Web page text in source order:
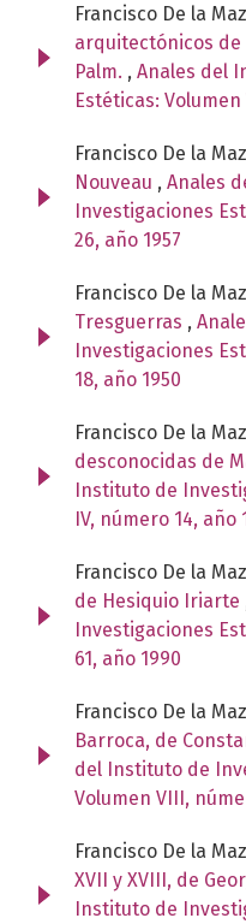
Francisco De la
arquitectónicos de
Palm. , Anales del
Estéticas:
Francisco De la
Nouveau , Anales
Investigaciones
26, año 1957
Francisco De la
Tresguerras ,
Investigaciones
18, año 1950
Francisco De la
desconocidas de
Instituto de
IV, número 14, año
Francisco De la
de Hesiquio Iriarte
Investigaciones
61, año 1990
Francisco De la
Barroca, de
del Instituto de
Volumen VIII,
Francisco De la
XVII y XVIII, de
Instituto de